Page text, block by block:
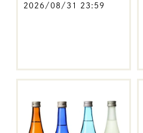
2026/08/31 23:59